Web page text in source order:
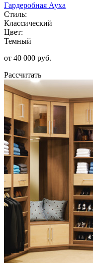
Гардеробная Ауха
Стиль:
Классический
Цвет:
Темный
от 40 000 руб.
Рассчитать